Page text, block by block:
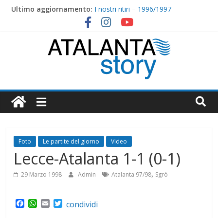
SkipUltimo aggiornamento: I nostri ritiri – 1996/1997
1999/2000 : Nippo Nappi tirali matti
Massese-Atalanta 0-1 (0-0)
I nostri ritiri – 1997/1998
1998/1999 : Cristiano Doni
Atalanta
Story
Foto Le partite del giorno Video
Lecce-Atalanta 1-1 (0-1)
29 Marzo 1998 Admin Atalanta 97/98, Sgrò
F
W
E
Tcondividi